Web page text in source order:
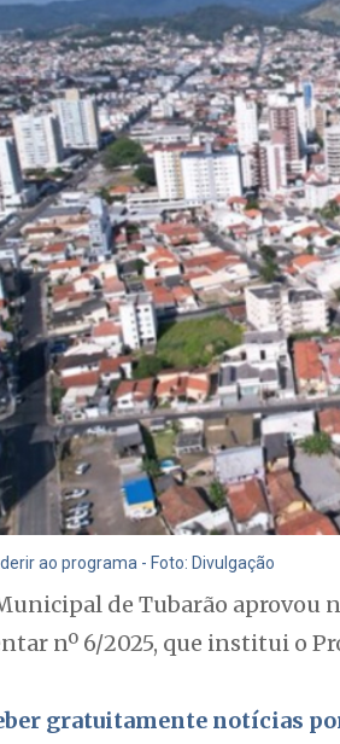
ao programa - Foto: Divulgação
de Tubarão aprovou
nº 6/2025, que institui o
gratuitamente notícias